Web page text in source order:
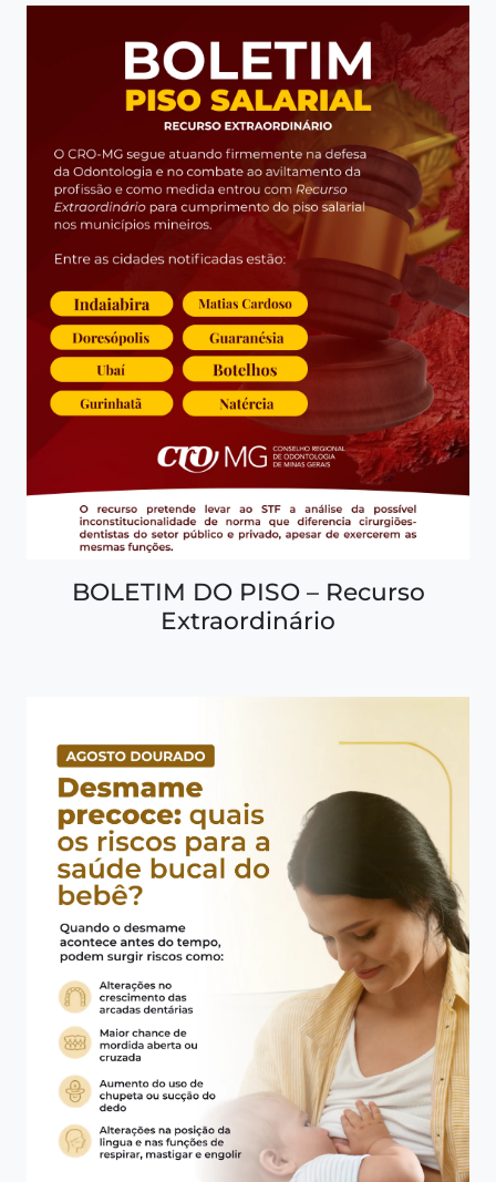
BOLETIM DO PISO – Recurso
Extraordinário